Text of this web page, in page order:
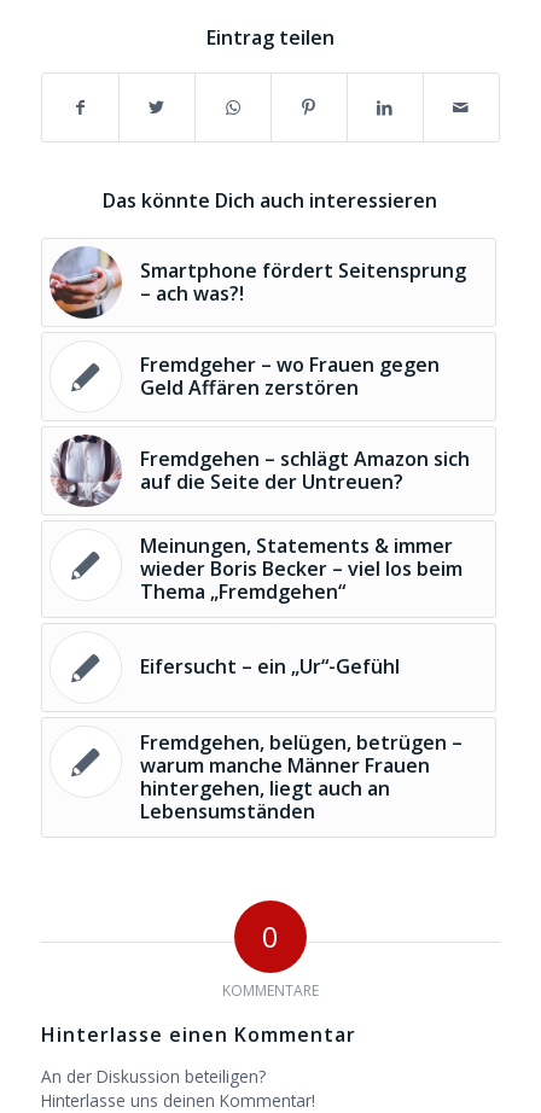
Eintrag teilen
Das könnte Dich auch interessieren
Smartphone fördert Seitensprung
– ach was?!
Fremdgeher – wo Frauen gegen
Geld Affären zerstören
Fremdgehen – schlägt Amazon sich
auf die Seite der Untreuen?
Meinungen, Statements & immer
wieder Boris Becker – viel los beim
Thema „Fremdgehen“
Eifersucht – ein „Ur“-Gefühl
Fremdgehen, belügen, betrügen –
warum manche Männer Frauen
hintergehen, liegt auch an
Lebensumständen
0
KOMMENTARE
Hinterlasse einen Kommentar
An der Diskussion beteiligen?
Hinterlasse uns deinen Kommentar!